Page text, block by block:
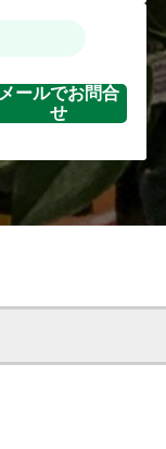
メールでお問合
せ